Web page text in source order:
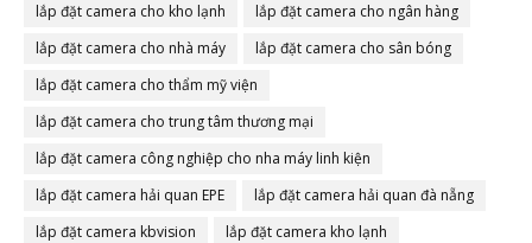
lắp đặt camera cho kho lạnh
lắp đặt camera cho ngân hàng
lắp đặt camera cho nhà máy
lắp đặt camera cho sân bóng
lắp đặt camera cho thẩm mỹ viện
lắp đặt camera cho trung tâm thương mại
lắp đặt camera công nghiệp cho nha máy linh kiện
lắp đặt camera hải quan EPE
lắp đặt camera hải quan đà nẵng
lắp đặt camera kbvision
lắp đặt camera kho lạnh